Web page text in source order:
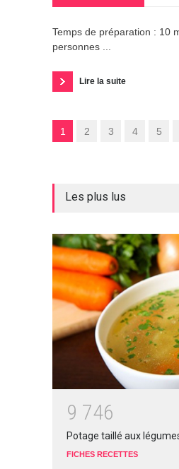
Temps de préparation : 10
personnes ...
Lire la suite
1 2 3 4 5
Les plus lus
9 746
Potage taillé aux
FICHES RECETTES